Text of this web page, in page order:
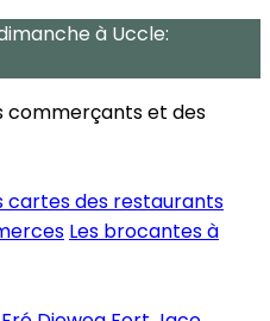
à Uccle:
commerçants et des
cartes des restaurants
Les brocantes à